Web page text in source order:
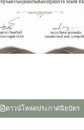
ดาวน์โหลดประกาศนียบัตร